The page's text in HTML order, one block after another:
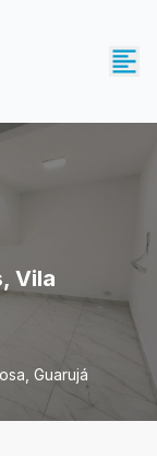
Vila
Guarujá